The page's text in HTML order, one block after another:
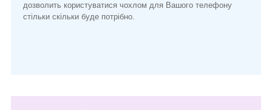
дозволить користуватися чохлом для Вашого телефону
стільки скільки буде потрібно.